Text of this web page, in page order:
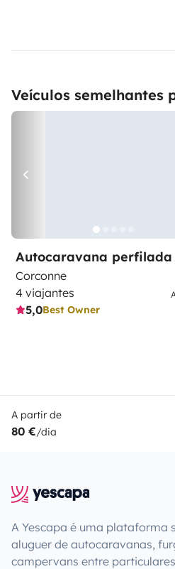
Veículos semelhantes
Autocaravana perfilada
Corconne
4 viajantes
5,0Best Owner
A partir de
80 €/dia
A Yescapa é uma plataforma
aluguer de autocaravanas,
campervans entre